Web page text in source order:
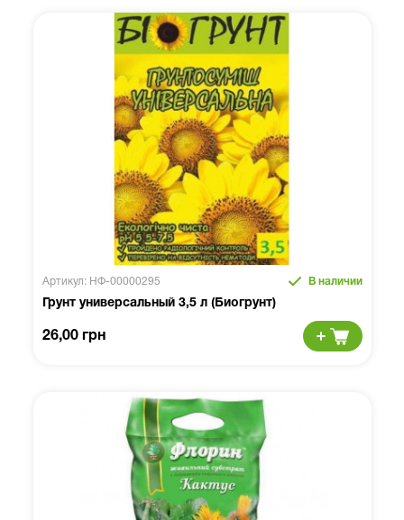
Артикул: НФ-00000295 В наличии
Грунт универсальный 3,5 л (Биогрунт)
26,00 грн